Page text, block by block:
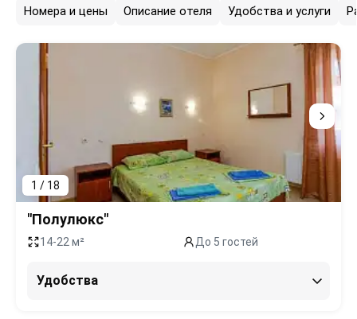
Номера и цены Описание отеля Удобства и услуги
1 / 18
"Полулюкс"
14-22 м² До 5 гостей
Удобства